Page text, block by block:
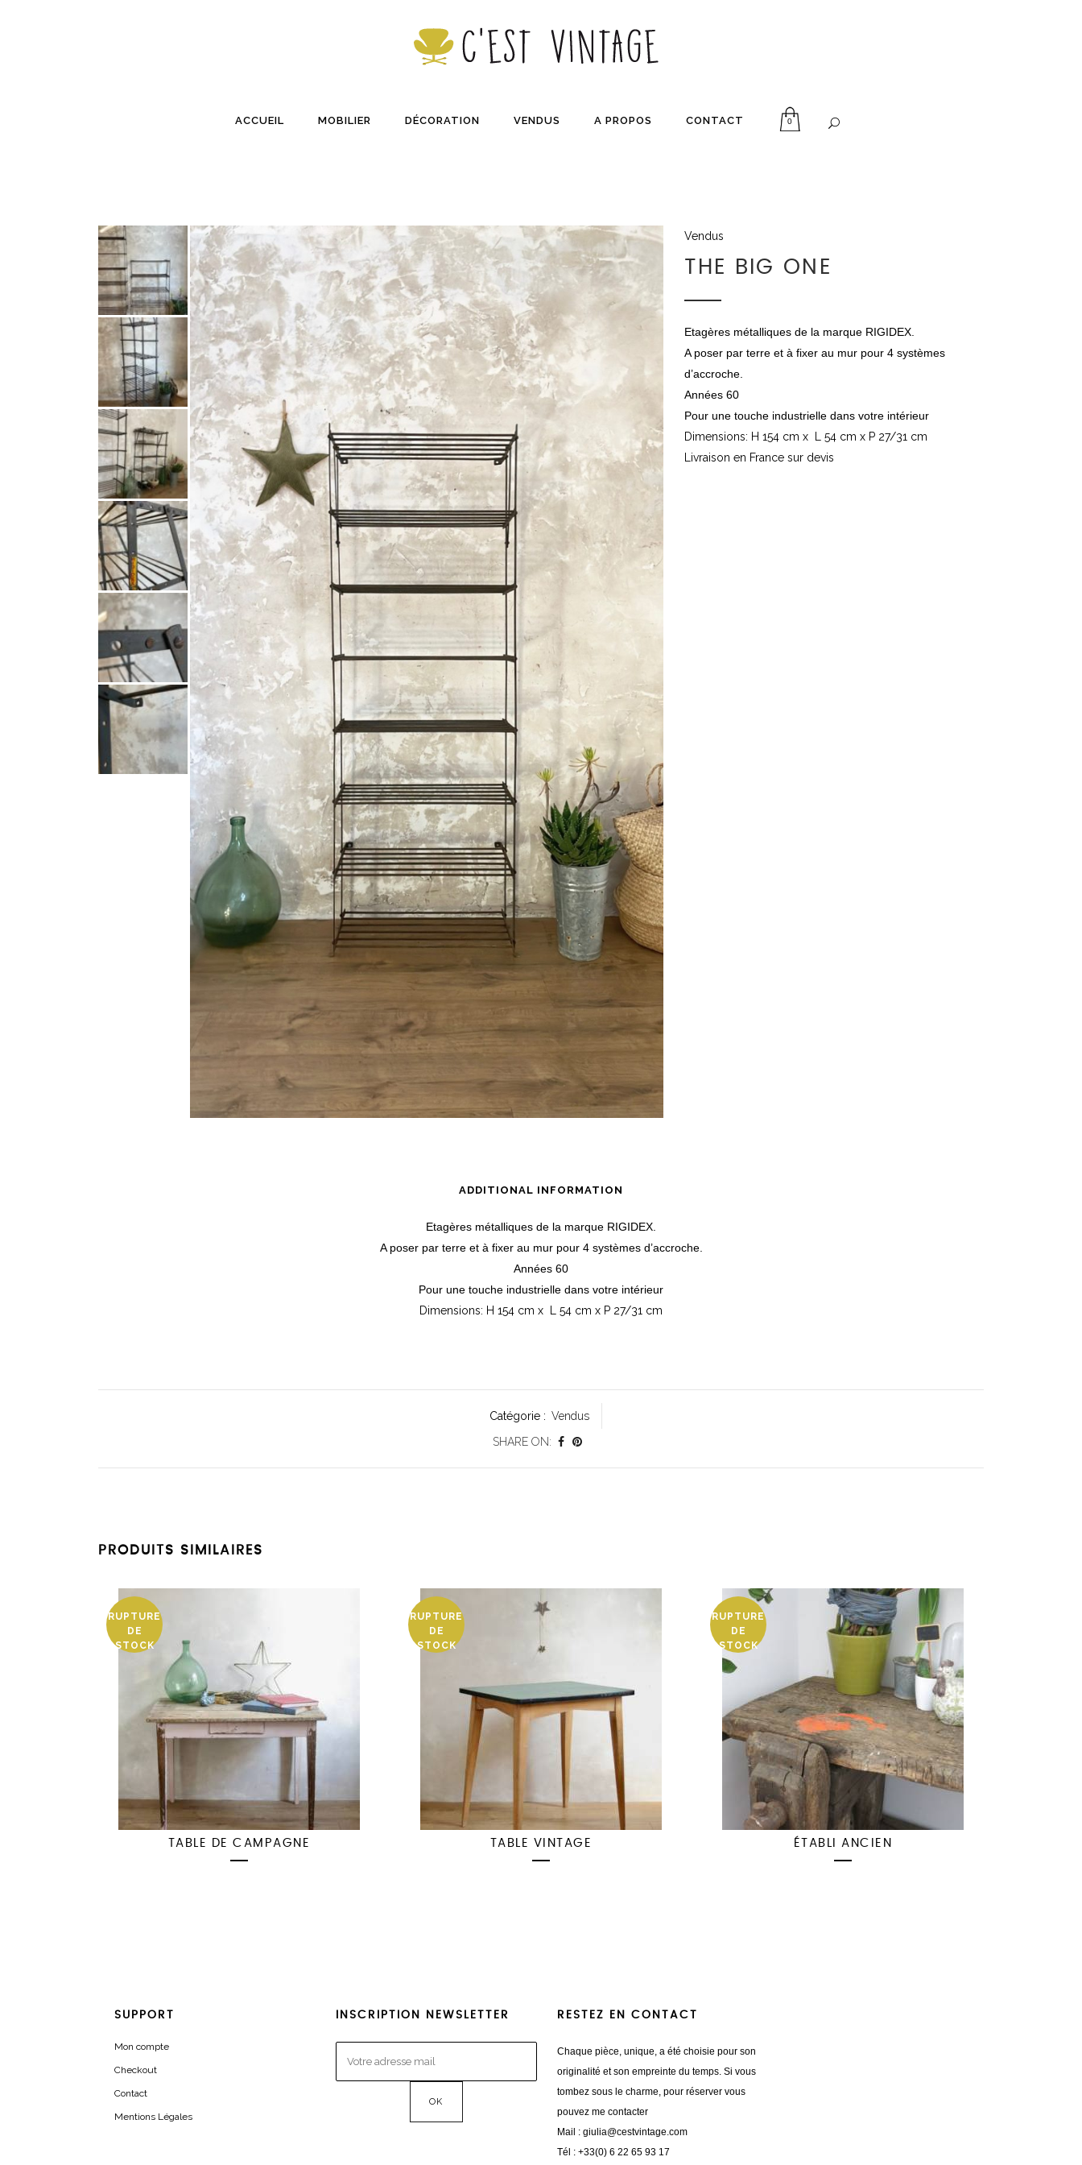
ACCUEIL MOBILIER DÉCORATION VENDUS A PROPOS CONTACT 0
Vendus
THE BIG ONE
Etagères métalliques de la marque RIGIDEX.
A poser par terre et à fixer au mur pour 4 systèmes
d’accroche.
Années 60
Pour une touche industrielle dans votre intérieur
Dimensions: H 154 cm x L 54 cm x P 27/31 cm
Livraison en France sur devis
ADDITIONAL INFORMATION
Etagères métalliques de la marque RIGIDEX.
A poser par terre et à fixer au mur pour 4 systèmes d’accroche.
Années 60
Pour une touche industrielle dans votre intérieur
Dimensions: H 154 cm x L 54 cm x P 27/31 cm
Catégorie : Vendus
SHARE ON:
PRODUITS SIMILAIRES
RUPTURE
DE
STOCK
TABLE DE CAMPAGNE
RUPTURE
DE
STOCK
TABLE VINTAGE
RUPTURE
DE
STOCK
ÉTABLI ANCIEN
SUPPORT
Mon compte
Checkout
Contact
Mentions Légales
INSCRIPTION NEWSLETTER RESTEZ EN CONTACT
Chaque pièce, unique, a été choisie pour son
originalité et son empreinte du temps. Si vous
tombez sous le charme, pour réserver vous
pouvez me contacter
Mail : giulia@cestvintage.com
Tél : +33(0) 6 22 65 93 17